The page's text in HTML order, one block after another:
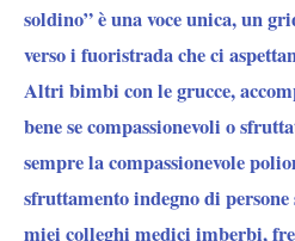
soldino” è una voce unica, un
verso i fuoristrada che ci
Altri bimbi con le grucce,
bene se compassionevoli o
sempre la compassionevole
sfruttamento indegno di
miei colleghi medici imberbi,